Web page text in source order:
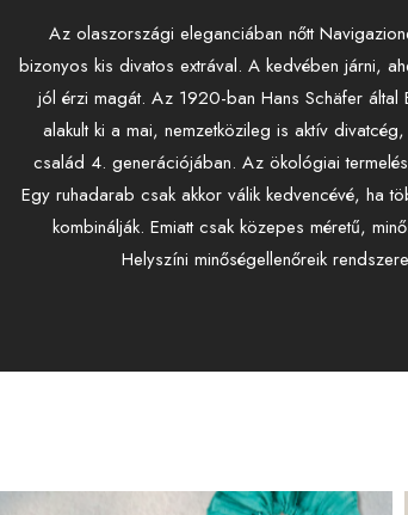
Az olaszországi eleganciában nőtt
bizonyos kis divatos extrával. A kedvében járni,
jól érzi magát. Az 1920-ban Hans Schäfer által
alakult ki a mai, nemzetközileg is aktív
család 4. generációjában. Az ökológiai
Egy ruhadarab csak akkor válik kedvencévé, ha
kombinálják. Emiatt csak közepes méretű,
Helyszíni minőségellenőreik